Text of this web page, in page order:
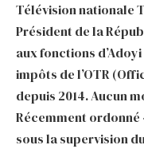
Télévision nationale
Président de la
aux fonctions
impôts de l’OTR
depuis 2014. Aucun
Récemment
sous la supervision